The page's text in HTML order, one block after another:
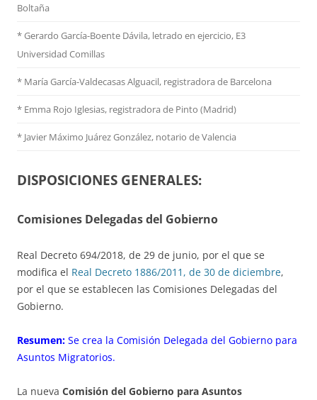
Boltaña
* Gerardo García-Boente Dávila, letrado en ejercicio, E3
Universidad Comillas
* María García-Valdecasas Alguacil, registradora de Barcelona
* Emma Rojo Iglesias, registradora de Pinto (Madrid)
* Javier Máximo Juárez González, notario de Valencia
DISPOSICIONES GENERALES:
Comisiones Delegadas del Gobierno
Real Decreto 694/2018, de 29 de junio, por el que se
modifica el Real Decreto 1886/2011, de 30 de diciembre,
por el que se establecen las Comisiones Delegadas del
Gobierno.
Resumen: Se crea la Comisión Delegada del Gobierno para
Asuntos Migratorios.
La nueva Comisión del Gobierno para Asuntos